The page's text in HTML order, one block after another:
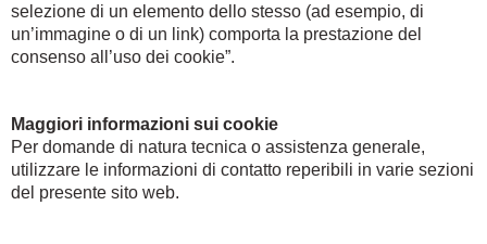
selezione di un elemento dello stesso (ad esempio, di
un’immagine o di un link) comporta la prestazione del
consenso all’uso dei cookie”.
Maggiori informazioni sui cookie
Per domande di natura tecnica o assistenza generale,
utilizzare le informazioni di contatto reperibili in varie sezioni
del presente sito web.